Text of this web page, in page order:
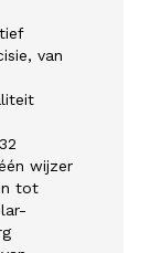
van
wijzer
tot